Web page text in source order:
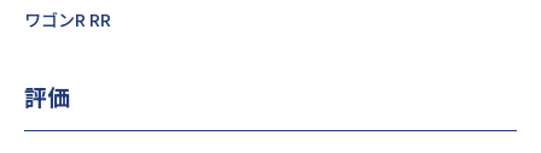
ワゴンR RR
評価